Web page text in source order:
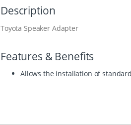
Description
Toyota Speaker Adapter
Features & Benefits
Allows the installation of